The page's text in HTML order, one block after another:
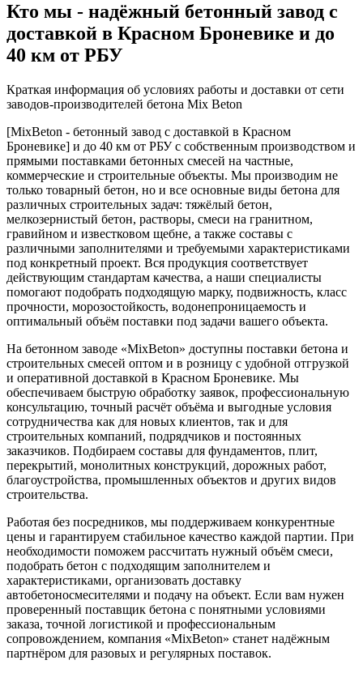
Кто мы - надёжный бетонный завод с
доставкой в Красном Броневике и до
40 км от РБУ
Краткая информация об условиях работы и доставки от сети
заводов-производителей бетона Mix Beton
[MixBeton - бетонный завод с доставкой в Красном
Броневике] и до 40 км от РБУ с собственным производством и
прямыми поставками бетонных смесей на частные,
коммерческие и строительные объекты. Мы производим не
только товарный бетон, но и все основные виды бетона для
различных строительных задач: тяжёлый бетон,
мелкозернистый бетон, растворы, смеси на гранитном,
гравийном и известковом щебне, а также составы с
различными заполнителями и требуемыми характеристиками
под конкретный проект. Вся продукция соответствует
действующим стандартам качества, а наши специалисты
помогают подобрать подходящую марку, подвижность, класс
прочности, морозостойкость, водонепроницаемость и
оптимальный объём поставки под задачи вашего объекта.
На бетонном заводе «MixBeton» доступны поставки бетона и
строительных смесей оптом и в розницу с удобной отгрузкой
и оперативной доставкой в Красном Броневике. Мы
обеспечиваем быструю обработку заявок, профессиональную
консультацию, точный расчёт объёма и выгодные условия
сотрудничества как для новых клиентов, так и для
строительных компаний, подрядчиков и постоянных
заказчиков. Подбираем составы для фундаментов, плит,
перекрытий, монолитных конструкций, дорожных работ,
благоустройства, промышленных объектов и других видов
строительства.
Работая без посредников, мы поддерживаем конкурентные
цены и гарантируем стабильное качество каждой партии. При
необходимости поможем рассчитать нужный объём смеси,
подобрать бетон с подходящим заполнителем и
характеристиками, организовать доставку
автобетоносмесителями и подачу на объект. Если вам нужен
проверенный поставщик бетона с понятными условиями
заказа, точной логистикой и профессиональным
сопровождением, компания «MixBeton» станет надёжным
партнёром для разовых и регулярных поставок.